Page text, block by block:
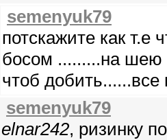
semenyuk79
потскажите как
босом .........на шею
чтоб
semenyuk79
elnar242, ризинку